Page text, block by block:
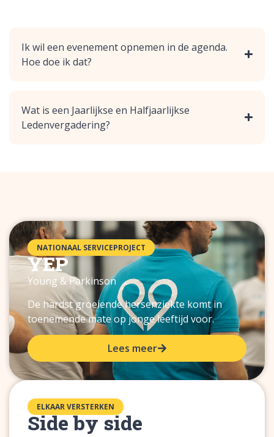
Ik wil een evenement opnemen in de agenda.
Hoe doe ik dat?
Wat is een Jaarlijkse en Halfjaarlijkse
Ledenvergadering?
NATIONAAL SERVICEPROJECT
YEP
Young & Parkinson
De hardst groeiende hersenziekte komt in
toenemende mate op jonge leeftijd voor.
Lees meer
ELKAAR VERSTERKEN
Side by side